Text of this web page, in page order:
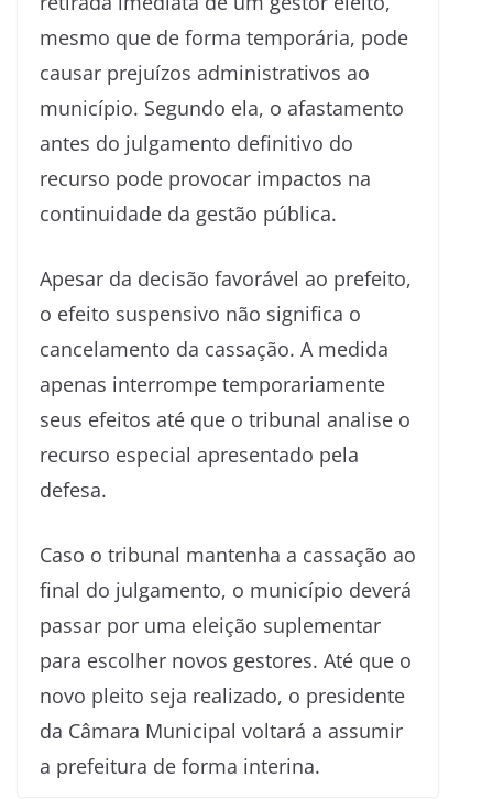
mesmo que de forma temporária, pode
causar prejuízos administrativos ao
município. Segundo ela, o afastamento
antes do julgamento definitivo do
recurso pode provocar impactos na
continuidade da gestão pública.
Apesar da decisão favorável ao prefeito,
o efeito suspensivo não significa o
cancelamento da cassação. A medida
apenas interrompe temporariamente
seus efeitos até que o tribunal analise o
recurso especial apresentado pela
defesa.
Caso o tribunal mantenha a cassação ao
final do julgamento, o município deverá
passar por uma eleição suplementar
para escolher novos gestores. Até que o
novo pleito seja realizado, o presidente
da Câmara Municipal voltará a assumir
a prefeitura de forma interina.